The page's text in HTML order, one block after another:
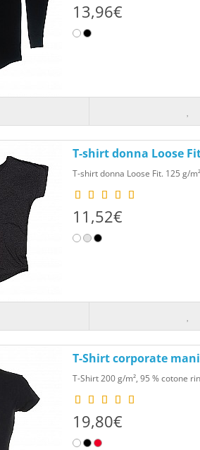
13,96€
T-shirt donna Loose
T-shirt donna Loose Fit. 125 g/
11,52€
T-Shirt corporate
T-Shirt 200 g/m², 95 % cotone
19,80€